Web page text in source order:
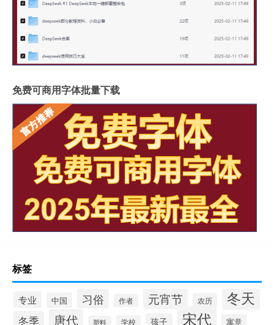
免费可商用字体批量下载
标签
专业 中国 习俗 作者 元宵节 农历 冬天
冬季 唐代 塑料 学校 孩子 宋代 寓意